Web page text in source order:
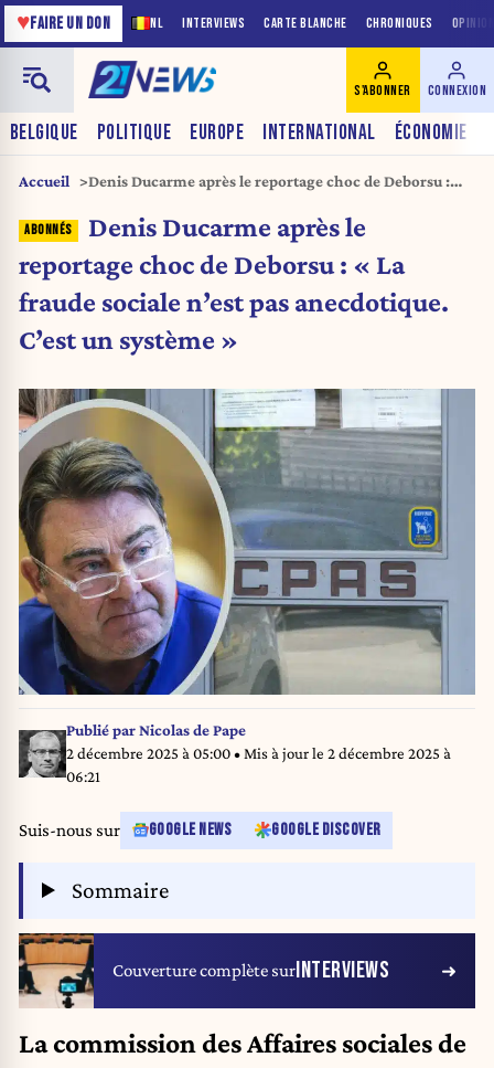
NL INTERVIEWS CARTE BLANCHE CHRONIQUES
♥FAIRE UN DON
BELGIQUE POLITIQUE EUROPE INTERNATIONAL ÉCONOMIE
S'ABONNER CONNEXION
Accueil
Denis Ducarme après le reportage choc de Deborsu :
système »
Denis Ducarme après le
reportage choc de Deborsu : « La
fraude sociale n’est pas anecdotique.
C’est un système »
Publié parNicolas de Pape
2 décembre 2025 à 05:00• Mis à jour le 2 décembre 2025 à
06:21
Suis-nous sur GOOGLE NEWS GOOGLE DISCOVER
Sommaire
Couverture complète surINTERVIEWS
La commission des Affaires sociales de